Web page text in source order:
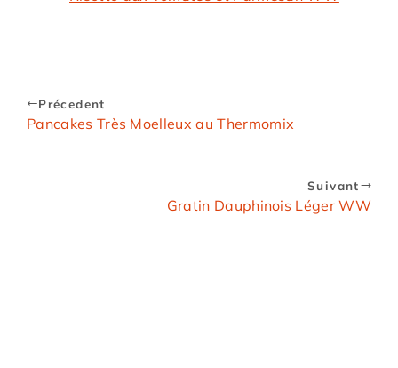
Précedent
Pancakes Très Moelleux au Thermomix
Suivant
Gratin Dauphinois Léger WW